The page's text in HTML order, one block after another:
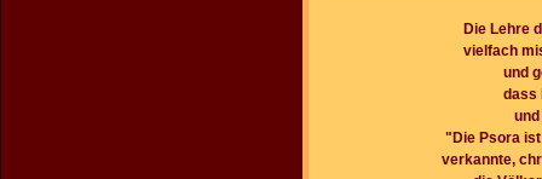
Die Lehre
vielfach
und
dass
"Die Psora
verkannte,